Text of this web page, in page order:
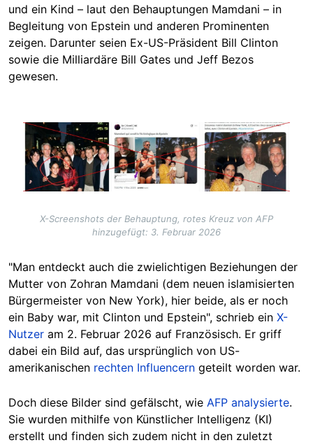
und ein Kind – laut den Behauptungen Mamdani – in
Begleitung von Epstein und anderen Prominenten
zeigen. Darunter seien Ex-US-Präsident Bill Clinton
sowie die Milliardäre Bill Gates und Jeff Bezos
gewesen.
Image
X-Screenshots der Behauptung, rotes Kreuz von AFP
hinzugefügt: 3. Februar 2026
"Man entdeckt auch die zwielichtigen Beziehungen der
Mutter von Zohran Mamdani (dem neuen islamisierten
Bürgermeister von New York), hier beide, als er noch
ein Baby war, mit Clinton und Epstein", schrieb ein X-
Nutzer am 2. Februar 2026 auf Französisch. Er griff
dabei ein Bild auf, das ursprünglich von US-
amerikanischen rechten Influencern geteilt worden war.
Doch diese Bilder sind gefälscht, wie AFP analysierte.
Sie wurden mithilfe von Künstlicher Intelligenz (KI)
erstellt und finden sich zudem nicht in den zuletzt